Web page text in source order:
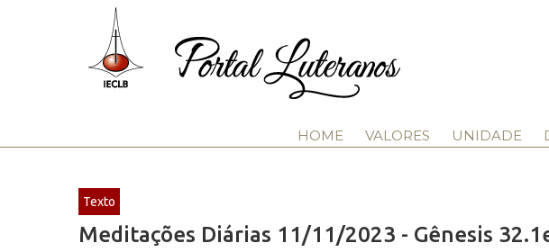
HOME VALORES UNIDADE
Texto
Meditações Diárias 11/11/2023 - Gênesis